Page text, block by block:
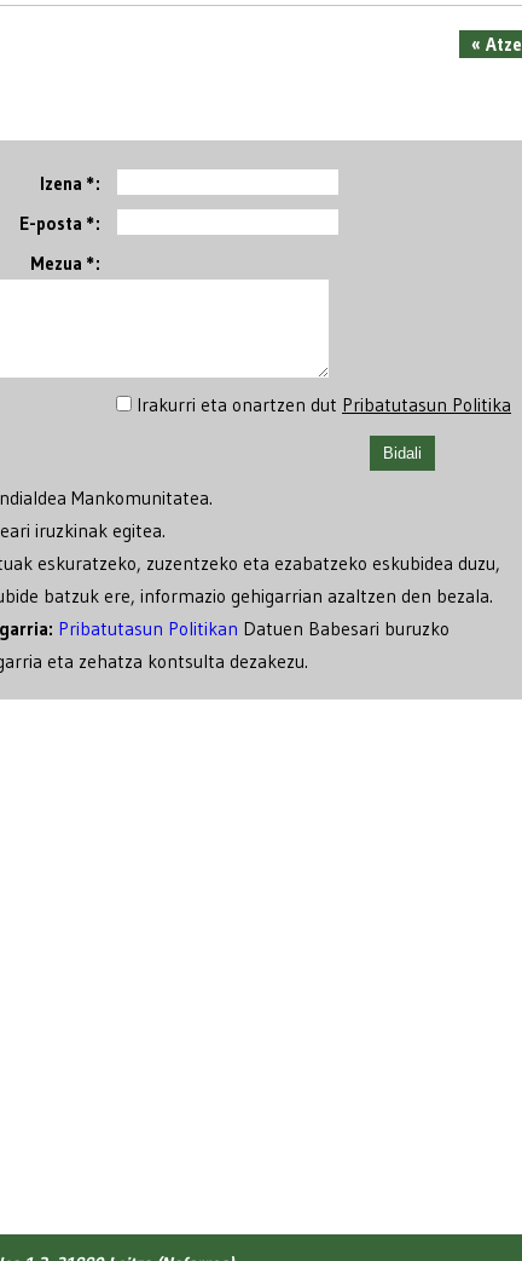
«
Izena *:
E-posta *:
Mezua *:
Irakurri eta onartzen dut Pribatutasun Politika
Mankomunitatea.
iruzkinak egitea.
eskuratzeko, zuzentzeko eta ezabatzeko eskubidea duzu,
batzuk ere, informazio gehigarrian azaltzen den bezala.
Pribatutasun Politikan Datuen Babesari buruzko
eta zehatza kontsulta dezakezu.